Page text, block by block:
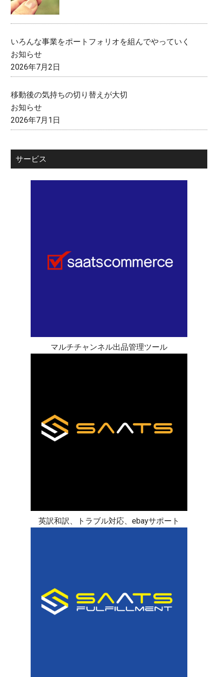
いろんな事業をポートフォリオを組んでやっていく
お知らせ
2026年7月2日
移動後の気持ちの切り替えが大切
お知らせ
2026年7月1日
サービス
マルチチャンネル出品管理ツール
英訳和訳、トラブル対応、ebayサポート